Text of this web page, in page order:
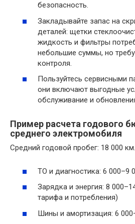
безопасность.
Закладывайте запас на
деталей: щетки
жидкость и фильтры
небольшие суммы, но
контроля.
Пользуйтесь сервисными
они включают выгодные
обслуживание и
Пример расчета годового
среднего электромобиля
Средний годовой пробег: 18 000
ТО и диагностика: 6 000–9
Зарядка и энергия: 8
тарифа и потребления)
Шины и амортизация: 6